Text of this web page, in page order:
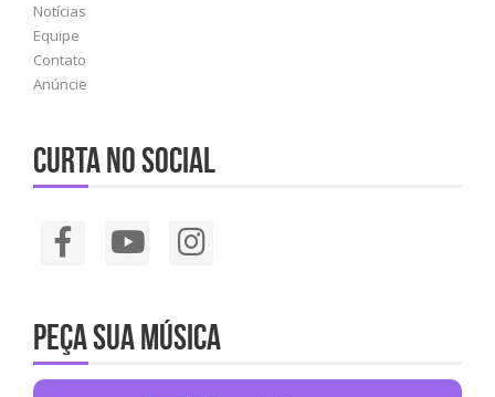
Notícias
Equipe
Contato
Anúncie
Curta no social
Peça sua música